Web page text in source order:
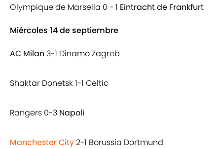
Olympique de Marsella 0 - 1 Eintracht de Frankfurt
Miércoles 14 de septiembre
AC Milan 3-1 Dinamo Zagreb
Shaktar Donetsk 1-1 Celtic
Rangers 0-3 Napoli
Manchester City2-1 Borussia Dortmund